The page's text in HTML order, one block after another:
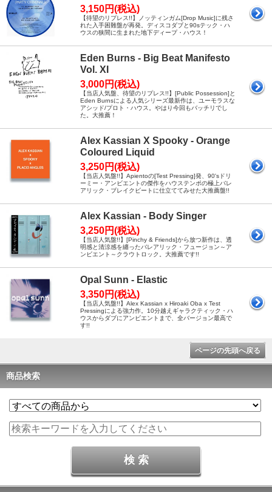
3,150円(税込)
【待望のリプレス!!】ノッティンガム[Drop Music]に残さ
れた入手困難盤が再発。ディスコダブと90sテック・ハ
ウスの狭間に生まれた地下ディープ・ハウス！
Eden Burns - Big Beat Manifesto
Vol. XI
3,000円(税込)
【当店人気盤、待望のリプレス!!】[Public Possession]と
Eden Burnsによる人気シリーズ最新作は、ユーモラスな
アシッド/プロト・ハウス。やはり今回もバッチリでし
た。大推薦！
Alex Kassian X Spooky - Orange
Coloured Liquid
3,250円(税込)
【当店人気盤!!】Apientoの[Test Pressing]発、90'sドリ
ーミー・アンビエントの傑作をハウステンポの極上バレ
アリック・ブレイクビートに仕立ててみせた大推薦盤!!
Alex Kassian - Body Singer
3,250円(税込)
【当店人気盤!!】[Pinchy & Friends]から放つ新作は、透
明感と清涼感を纏ったバレアリック・フュージョン～ア
ンビエント～クラウトロック。大推薦です!!
Opal Sunn - Elastic
3,350円(税込)
【当店人気盤!!】Alex Kassian x Hiroaki Oba x Test
Pressingによる強力作。10分越えギャラクティック・ハ
ウスからダブにアンビエントまで、全バージョン最高で
す!!
ページの先頭へ戻る
商品検索